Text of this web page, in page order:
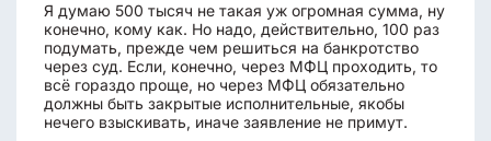
Я думаю 500 тысяч не такая уж огромная сумма, ну
конечно, кому как. Но надо, действительно, 100 раз
подумать, прежде чем решиться на банкротство
через суд. Если, конечно, через МФЦ проходить, то
всё гораздо проще, но через МФЦ обязательно
должны быть закрытые исполнительные, якобы
нечего взыскивать, иначе заявление не примут.